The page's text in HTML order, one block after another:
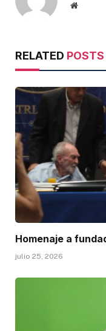
Website
RELATED POSTS
Homenaje a
julio 25, 2026